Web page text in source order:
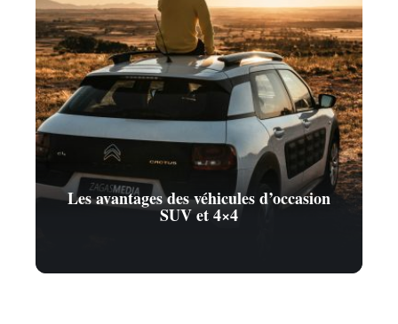
Les avantages des véhicules d’occasion
SUV et 4×4